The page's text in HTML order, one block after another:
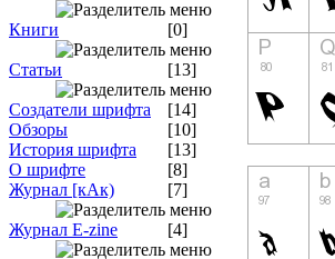
Книги [0]
Статьи [13]
Создатели шрифта
[14]
Обзоры
[10]
История шрифта
[13]
О шрифте
[8]
Журнал [кАк)
[7]
Журнал E-zine [4]